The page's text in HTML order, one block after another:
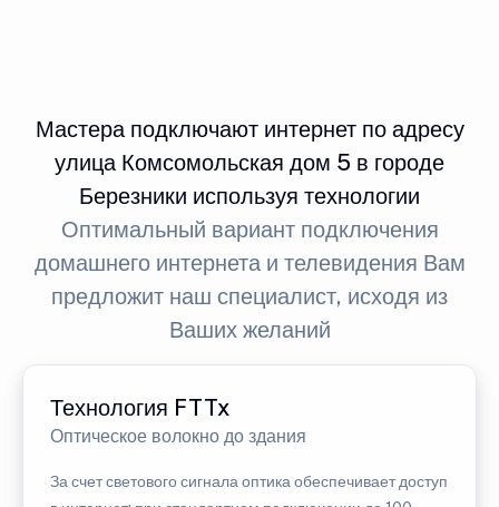
Мастера подключают интернет по адресу
улица Комсомольская дом 5 в городе
Березники используя технологии
Оптимальный вариант подключения
домашнего интернета и телевидения Вам
предложит наш специалист, исходя из
Ваших желаний
Технология FTTx
Оптическое волокно до здания
За счет светового сигнала оптика обеспечивает доступ